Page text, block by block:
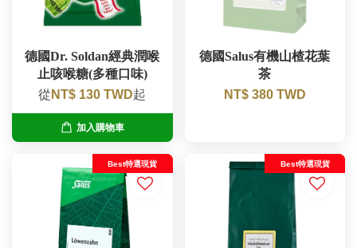
德國Dr. Soldan經典潤喉
止咳喉糖(多種口味)
從 NT$ 130 TWD起
加入購物車
德國Salus有機山楂花葉
茶
NT$ 380 TWD
Best特選現貨 Best特選現貨